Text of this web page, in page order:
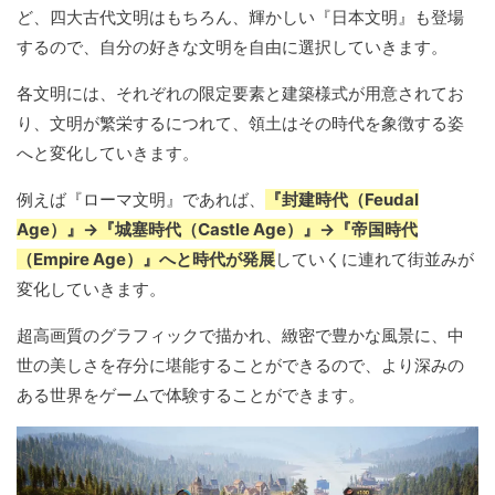
ど、四大古代文明はもちろん、輝かしい『日本文明』も登場
するので、自分の好きな文明を自由に選択していきます。
各文明には、それぞれの限定要素と建築様式が用意されてお
り、文明が繁栄するにつれて、領土はその時代を象徴する姿
へと変化していきます。
例えば『ローマ文明』であれば、
『封建時代（Feudal
Age）』→『城塞時代（Castle Age）』→『帝国時代
（Empire Age）』へと時代が発展していくに連れて街並みが
変化していきます。
超高画質のグラフィックで描かれ、緻密で豊かな風景に、中
世の美しさを存分に堪能することができるので、より深みの
ある世界をゲームで体験することができます。